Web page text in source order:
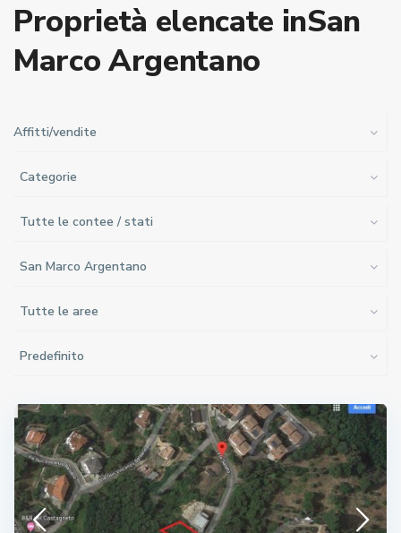
Proprietà elencate inSan
Marco Argentano
Affitti/vendite
Categorie
Tutte le contee / stati
San Marco Argentano
Tutte le aree
Predefinito